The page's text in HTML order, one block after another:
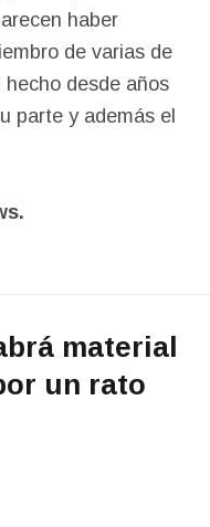
haber
de varias de
hecho desde años
parte y además el
material
un rato